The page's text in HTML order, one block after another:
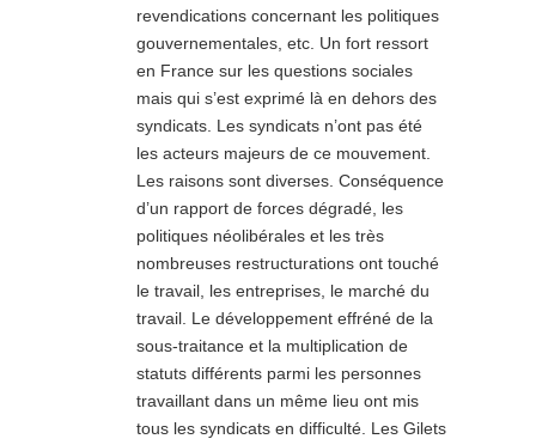
revendications concernant les politiques
gouvernementales, etc. Un fort ressort
en France sur les questions sociales
mais qui s’est exprimé là en dehors des
syndicats. Les syndicats n’ont pas été
les acteurs majeurs de ce mouvement.
Les raisons sont diverses. Conséquence
d’un rapport de forces dégradé, les
politiques néolibérales et les très
nombreuses restructurations ont touché
le travail, les entreprises, le marché du
travail. Le développement effréné de la
sous-traitance et la multiplication de
statuts différents parmi les personnes
travaillant dans un même lieu ont mis
tous les syndicats en difficulté. Les Gilets